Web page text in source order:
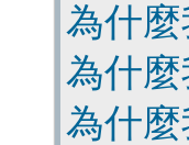
為什
為什
為什